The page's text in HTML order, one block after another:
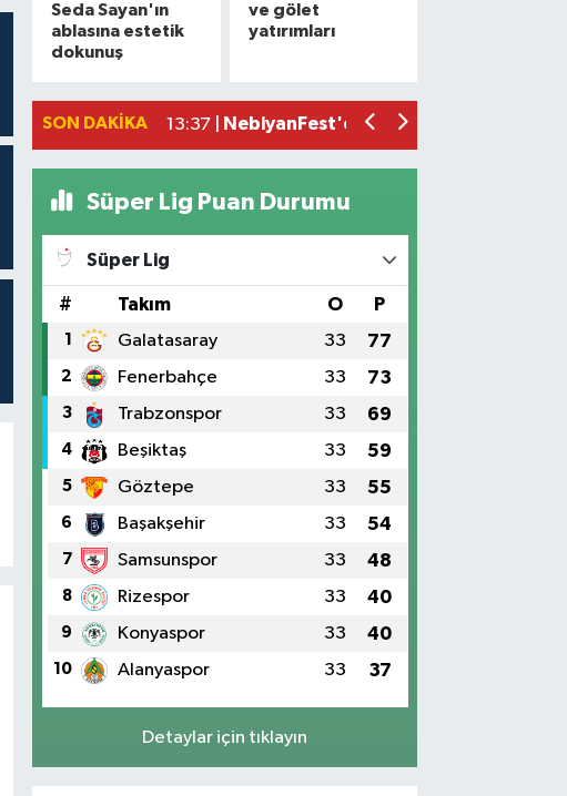
Seda Sayan'ın
ablasına estetik
dokunuş
ve gölet
yatırımları
SON DAKIKA
15:27 |
Uyuşturucu operasyonunda 7 şüpheli
15:18 |
Atakum'da denize girenlere önemli
13:37 |
NebiyanFest'e mehterli açılış
Süper Lig Puan Durumu
Süper Lig
# Takım O P
1 Galatasaray 33 77
2 Fenerbahçe 33 73
3 Trabzonspor 33 69
4 Beşiktaş 33 59
5 Göztepe 33 55
6 Başakşehir 33 54
7 Samsunspor 33 48
8 Rizespor 33 40
9 Konyaspor 33 40
10 Alanyaspor 33 37
Detaylar için tıklayın